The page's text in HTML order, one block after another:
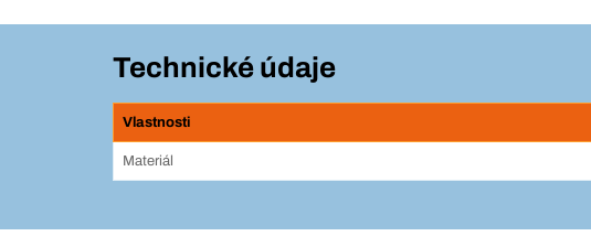
Technické údaje
Vlastnosti
Materiál